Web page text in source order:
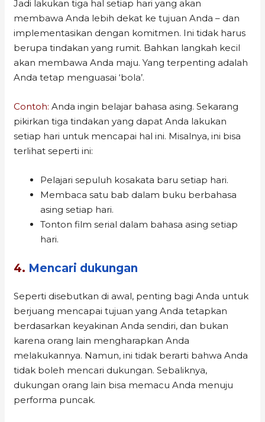
Jadi lakukan tiga hal setiap hari yang akan
membawa Anda lebih dekat ke tujuan Anda – dan
implementasikan dengan komitmen. Ini tidak harus
berupa tindakan yang rumit. Bahkan langkah kecil
akan membawa Anda maju. Yang terpenting adalah
Anda tetap menguasai ‘bola’.
Contoh: Anda ingin belajar bahasa asing. Sekarang
pikirkan tiga tindakan yang dapat Anda lakukan
setiap hari untuk mencapai hal ini. Misalnya, ini bisa
terlihat seperti ini:
Pelajari sepuluh kosakata baru setiap hari.
Membaca satu bab dalam buku berbahasa
asing setiap hari.
Tonton film serial dalam bahasa asing setiap
hari.
4. Mencari dukungan
Seperti disebutkan di awal, penting bagi Anda untuk
berjuang mencapai tujuan yang Anda tetapkan
berdasarkan keyakinan Anda sendiri, dan bukan
karena orang lain mengharapkan Anda
melakukannya. Namun, ini tidak berarti bahwa Anda
tidak boleh mencari dukungan. Sebaliknya,
dukungan orang lain bisa memacu Anda menuju
performa puncak.